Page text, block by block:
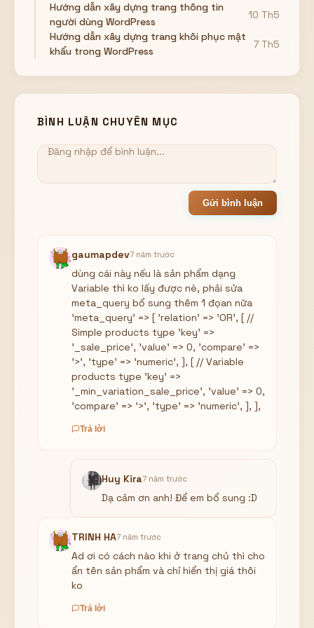
Hướng dẫn xây dựng trang thông tin
người dùng WordPress
10 Th5
Hướng dẫn xây dựng trang khôi phục mật
khẩu trong WordPress
7 Th5
BÌNH LUẬN CHUYÊN MỤC
Gửi bình luận
gaumapdev7 năm trước
dùng cái này nếu là sản phẩm dạng
Variable thì ko lấy được nè, phải sửa
meta_query bổ sung thêm 1 đọan nữa
'meta_query' => [ 'relation' => 'OR', [ //
Simple products type 'key' =>
'_sale_price', 'value' => 0, 'compare' =>
'>', 'type' => 'numeric', ], [ // Variable
products type 'key' =>
'_min_variation_sale_price', 'value' => 0,
'compare' => '>', 'type' => 'numeric', ], ],
Trả lời
Huy Kira7 năm trước
Dạ cảm ơn anh! Để em bổ sung :D
TRINH HA7 năm trước
Ad ơi có cách nào khi ở trang chủ thì cho
ẩn tên sản phẩm và chỉ hiển thị giá thôi
ko
Trả lời